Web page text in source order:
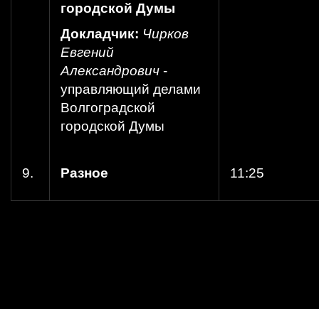
городской Думы
Докладчик: Чирков
Евгений
Александрович -
управляющий делами
Волгоградской
городской Думы
9. Разное 11:25